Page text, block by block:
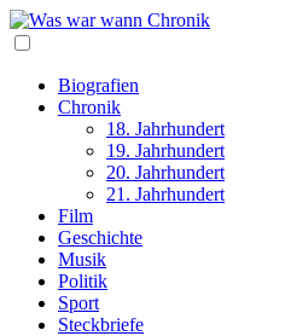
Biografien
Chronik
18. Jahrhundert
19. Jahrhundert
20. Jahrhundert
21. Jahrhundert
Film
Geschichte
Musik
Politik
Sport
Steckbriefe